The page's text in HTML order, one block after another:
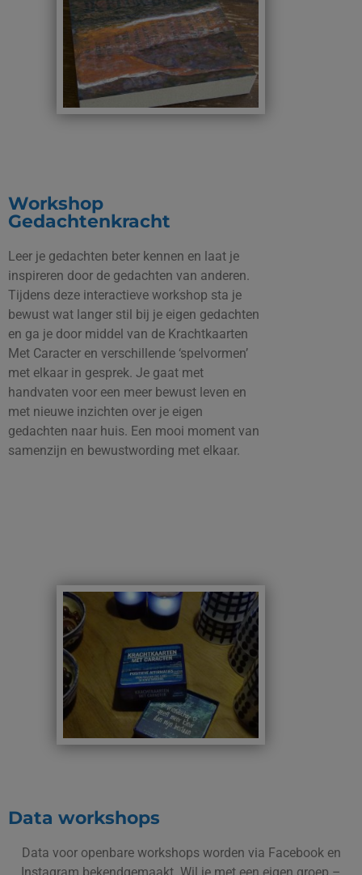
Workshop
Gedachtenkracht
Leer je gedachten beter kennen en laat je
inspireren door de gedachten van anderen.
Tijdens deze interactieve workshop sta je
bewust wat langer stil bij je eigen gedachten
en ga je door middel van de Krachtkaarten
Met Caracter en verschillende ‘spelvormen’
met elkaar in gesprek. Je gaat met
handvaten voor een meer bewust leven en
met nieuwe inzichten over je eigen
gedachten naar huis. Een mooi moment van
samenzijn en bewustwording met elkaar.
Data workshops
Data voor openbare workshops worden via Facebook en